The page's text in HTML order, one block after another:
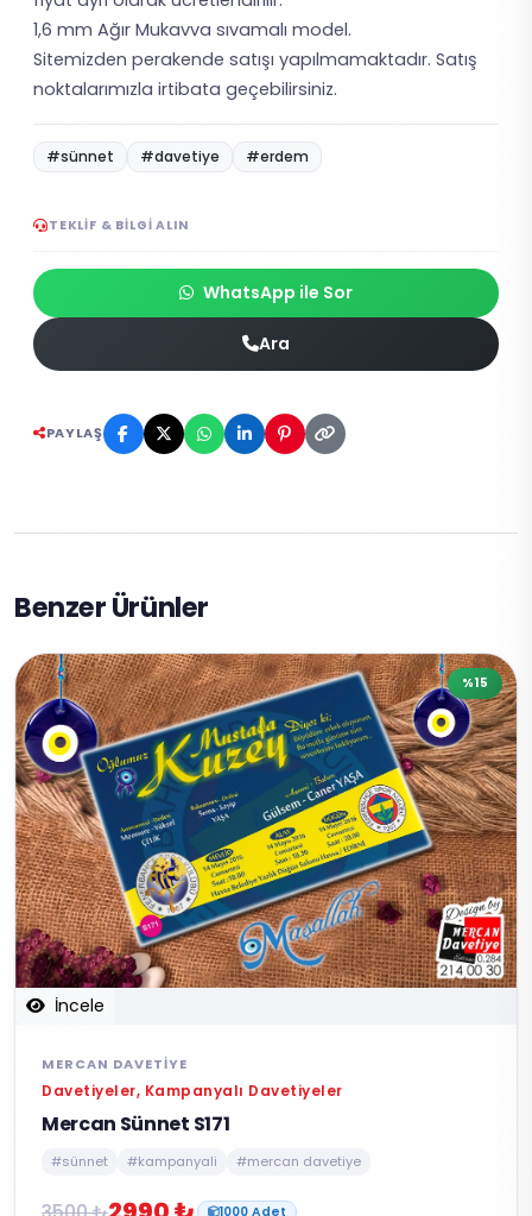
1,6 mm Ağır Mukavva sıvamalı model.
Sitemizden perakende satışı yapılmamaktadır. Satış
noktalarımızla irtibata geçebilirsiniz.
#sünnet #davetiye #erdem
TEKLIF & BILGI ALIN
WhatsApp ile Sor
Ara
PAYLAŞ
Benzer Ürünler
İncele
%15
MERCAN DAVETIYE
Davetiyeler, Kampanyalı Davetiyeler
Mercan Sünnet S171
#sünnet #kampanyali #mercan davetiye
1000 Adet